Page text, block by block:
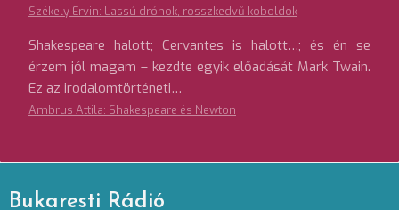
Székely Ervin: Lassú drónok, rosszkedvű koboldok
Shakespeare halott; Cervantes is halott…; és én se
érzem jól magam – kezdte egyik előadását Mark Twain.
Ez az irodalomtörténeti…
Ambrus Attila: Shakespeare és Newton
Bukaresti Rádió